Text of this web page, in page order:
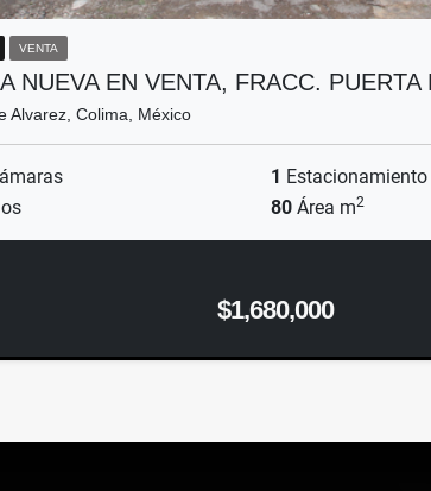
VENTA
NUEVA EN VENTA, FRACC.
Alvarez, Colima, México
1 Estacionamiento
80 Área m2
$1,680,000